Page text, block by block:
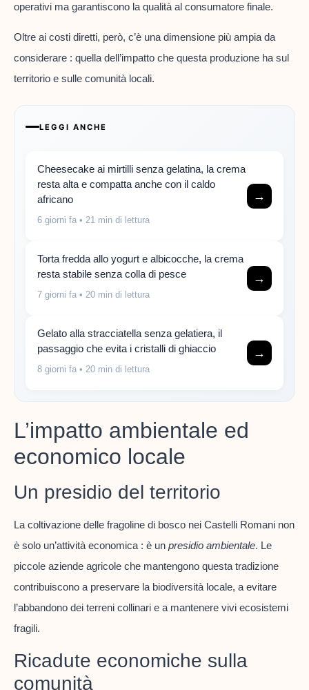
operativi ma garantiscono la qualità al consumatore finale.
Oltre ai costi diretti, però, c’è una dimensione più ampia da
considerare : quella dell’impatto che questa produzione ha sul
territorio e sulle comunità locali.
LEGGI ANCHE
Cheesecake ai mirtilli senza gelatina, la crema
resta alta e compatta anche con il caldo
africano
6 giorni fa • 21 min di lettura
→
Torta fredda allo yogurt e albicocche, la crema
resta stabile senza colla di pesce
7 giorni fa • 20 min di lettura
→
Gelato alla stracciatella senza gelatiera, il
passaggio che evita i cristalli di ghiaccio
8 giorni fa • 20 min di lettura
→
L’impatto ambientale ed
economico locale
Un presidio del territorio
La coltivazione delle fragoline di bosco nei Castelli Romani non
è solo un’attività economica : è un presidio ambientale. Le
piccole aziende agricole che mantengono questa tradizione
contribuiscono a preservare la biodiversità locale, a evitare
l’abbandono dei terreni collinari e a mantenere vivi ecosistemi
fragili.
Ricadute economiche sulla
comunità